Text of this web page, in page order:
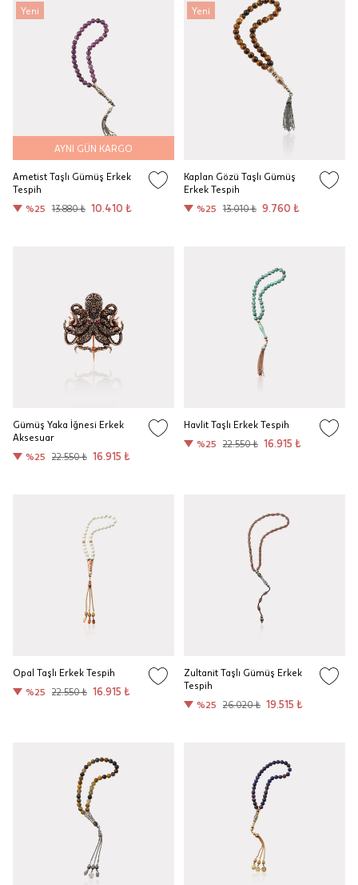
Yeni
AYNI GÜN KARGO
Ametist Taşlı Gümüş Erkek
Tespih
%25
13.880 ₺ 10.410 ₺
Yeni
Kaplan Gözü Taşlı Gümüş
Erkek Tespih
%25
13.010 ₺ 9.760 ₺
Gümüş Yaka İğnesi Erkek
Aksesuar
%25
22.550 ₺ 16.915 ₺
Havlit Taşlı Erkek Tespih
%25
22.550 ₺ 16.915 ₺
Opal Taşlı Erkek Tespih
%25
22.550 ₺ 16.915 ₺
Zultanit Taşlı Gümüş Erkek
Tespih
%25
26.020 ₺ 19.515 ₺